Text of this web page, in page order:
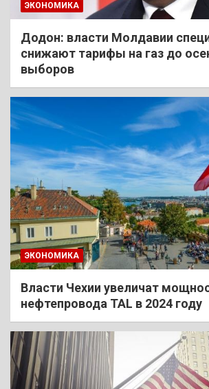
ЭКОНОМИКА
Додон: власти Молдавии
снижают тарифы на газ до
выборов
ЭКОНОМИКА
Власти Чехии увеличат
нефтепровода TAL в 2024 году